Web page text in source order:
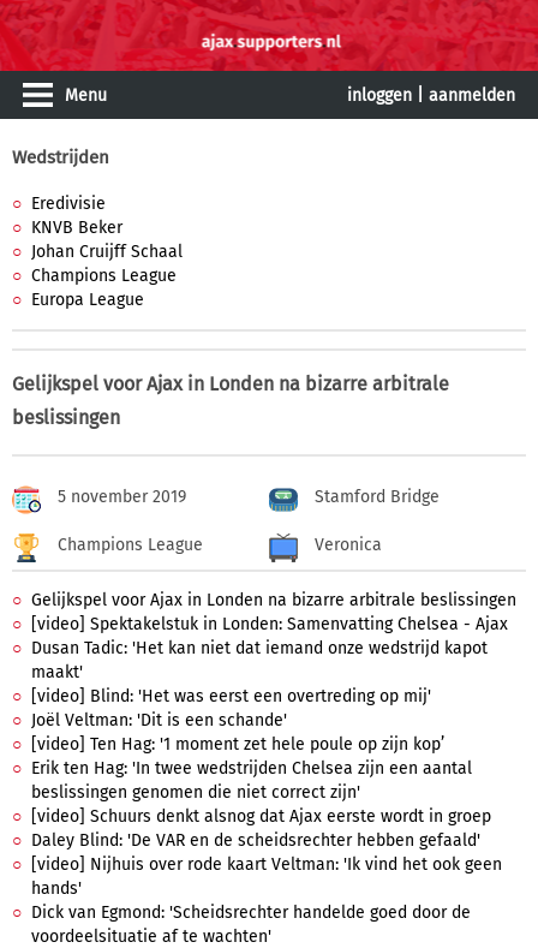
Menu inloggen aanmelden
Wedstrijden
Eredivisie
KNVB Beker
Johan Cruijff Schaal
Champions League
Europa League
Gelijkspel voor Ajax in Londen na bizarre arbitrale
beslissingen
5 november 2019 Stamford Bridge
Champions League Veronica
Gelijkspel voor Ajax in Londen na bizarre arbitrale beslissingen
[video] Spektakelstuk in Londen: Samenvatting Chelsea - Ajax
Dusan Tadic: 'Het kan niet dat iemand onze wedstrijd kapot
maakt'
[video] Blind: 'Het was eerst een overtreding op mij'
Joël Veltman: 'Dit is een schande'
[video] Ten Hag: '1 moment zet hele poule op zijn kop’
Erik ten Hag: 'In twee wedstrijden Chelsea zijn een aantal
beslissingen genomen die niet correct zijn'
[video] Schuurs denkt alsnog dat Ajax eerste wordt in groep
Daley Blind: 'De VAR en de scheidsrechter hebben gefaald'
[video] Nijhuis over rode kaart Veltman: 'Ik vind het ook geen
hands'
Dick van Egmond: 'Scheidsrechter handelde goed door de
voordeelsituatie af te wachten'